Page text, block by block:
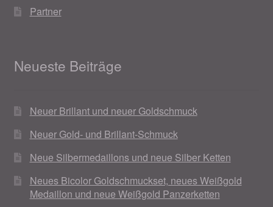
Partner
Neueste Beiträge
Neuer Brillant und neuer Goldschmuck
Neuer Gold- und Brillant-Schmuck
Neue Silbermedaillons und neue Silber Ketten
Neues Bicolor Goldschmuckset, neues Weißgold
Medaillon und neue Weißgold Panzerketten